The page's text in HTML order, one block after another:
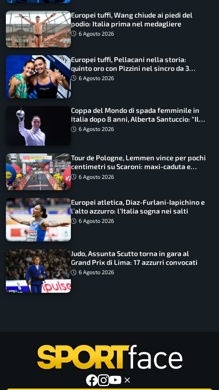
Europei tuffi, Wang chiude ai piedi del
podio: Italia prima nel medagliere
6 Agosto 2026
Europei tuffi, Pellacani nella storia:
quinto oro con Pizzini nel sincro da 3
metri
6 Agosto 2026
Coppa del Mondo di spada femminile in
Italia dopo 8 anni, Alberta Santuccio: “Il
lavoro dà sempre i suoi frutti”
6 Agosto 2026
Tour de Pologne, Lemmen vince per pochi
centimetri su Scaroni: maxi-caduta e
tappa accorciata
6 Agosto 2026
Europei atletica, Diaz-Furlani-Iapichino e
l’alto azzurro: l’Italia sogna nei salti
6 Agosto 2026
Judo, Assunta Scutto torna in gara al
Grand Prix di Lima: 17 azzurri convocati
6 Agosto 2026